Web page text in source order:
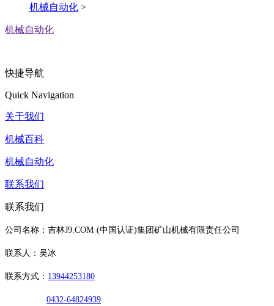
机械自动化 >
机械自动化
快捷导航
Quick Navigation
关于我们
机械百科
机械自动化
联系我们
联系我们
公司名称：吉林J9.COM·(中国认证)集团矿山机械有限责任公司
联系人：吴冰
联系方式： 13944253180
0432-64824939